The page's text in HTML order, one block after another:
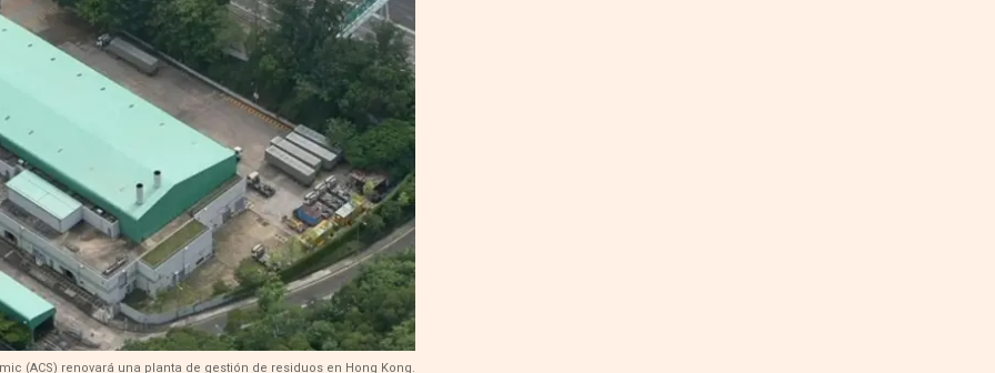
(ACS) renovará una planta de gestión de residuos en Hong Kong.